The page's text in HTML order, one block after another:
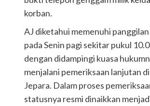
korban.
AJ diketahui memenuhi
pada Senin pagi sekitar pukul
dengan didampingi kuasa
menjalani pemeriksaan lanjutan
Jepara. Dalam proses
statusnya resmi dinaikkan